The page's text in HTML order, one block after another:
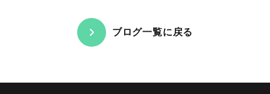
ブログ一覧に戻る